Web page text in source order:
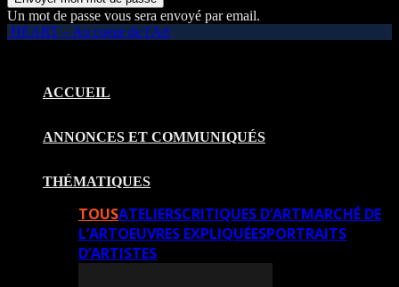
Un mot de passe vous sera envoyé par email.
HEART – Au coeur de l'Art
ACCUEIL
ANNONCES ET COMMUNIQUÉS
THÉMATIQUES
TOUSATELIERSCRITIQUES D’ARTMARCHÉ DE
L’ARTOEUVRES EXPLIQUÉESPORTRAITS
D’ARTISTES